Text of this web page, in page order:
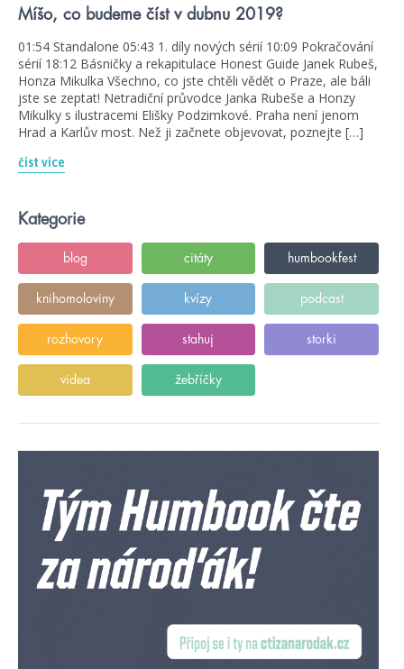
Míšo, co budeme číst v dubnu 2019?
01:54 Standalone 05:43 1. díly nových sérií 10:09 Pokračování
sérií 18:12 Básničky a rekapitulace Honest Guide Janek Rubeš,
Honza Mikulka Všechno, co jste chtěli vědět o Praze, ale báli
jste se zeptat! Netradiční průvodce Janka Rubeše a Honzy
Mikulky s ilustracemi Elišky Podzimkové. Praha není jenom
Hrad a Karlův most. Než ji začnete objevovat, poznejte […]
číst více
Kategorie
blog citáty humbookfest
knihomoloviny kvízy podcast
rozhovory stahuj storki
videa žebříčky